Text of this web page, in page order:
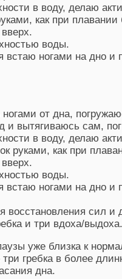
в воду, делаю
как при
воды.
встаю ногами на дно и
от дна,
и вытягиваюсь сам,
в воду, делаю
руками, как при
воды.
встаю ногами на дно и
восстановления сил и
и три вдоха/выдоха.
уже близка к
три гребка в более
дна.